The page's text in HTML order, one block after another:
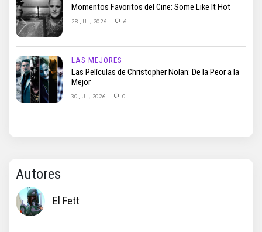
Momentos Favoritos del Cine: Some Like It Hot
28 JUL, 2026 6
LAS MEJORES
Las Películas de Christopher Nolan: De la Peor a la
Mejor
30 JUL, 2026 0
Autores
El Fett